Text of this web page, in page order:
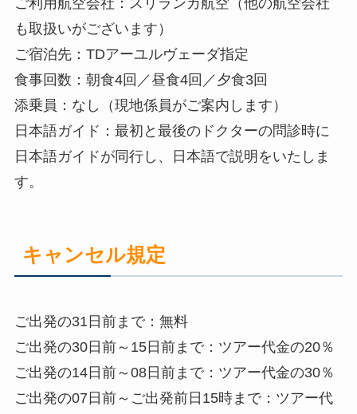
ご利用航空会社：スリランカ航空（他の航空会社
も取扱いがございます）
ご宿泊先：TDアーユルヴェーダ指定
食事回数：朝食4回／昼食4回／夕食3回
添乗員：なし（現地係員がご案内します）
日本語ガイド：最初と最後のドクターの問診時に
日本語ガイドが同行し、日本語で説明をいたしま
す。
キャンセル規定
ご出発の31日前まで：無料
ご出発の30日前～15日前まで：ツアー代金の20％
ご出発の14日前～08日前まで：ツアー代金の30％
ご出発の07日前～ご出発前日15時まで：ツアー代